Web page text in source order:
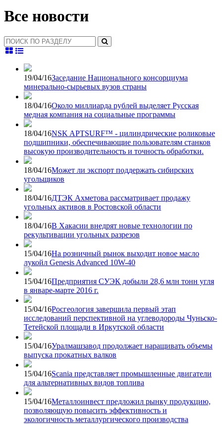
Все новости
19/04/16Заседание Национального консорциума
минерально-сырьевых вузов страны
18/04/16Около миллиарда рублей выделяет Русская
медная компания на социальные программы
18/04/16NSK APTSURF™ - цилиндрические роликовые
подшипники, обеспечивающие пользователям станков
высокую производительность и точность обработки.
18/04/16Может ли экспорт поддержать сибирских
угольщиков
18/04/16ДТЭК Ахметова рассматривает продажу
угольных активов в Ростовской области
18/04/16В Хакасии внедрят новые технологии по
рекультивации угольных разрезов
15/04/16На розничный рынок выходит новое масло
лукойл Genesis Advanced 10W-40
15/04/16Предприятия СУЭК добыли 28,6 млн тонн угля
в январе-марте 2016 г.
15/04/16Росгеология завершила первый этап
исследований перспективной на углеводороды Чуньско-
Тетейской площади в Иркутской области
15/04/16Уралмашзавод продолжает наращивать объемы
выпуска прокатных валков
15/04/16Scania представляет промышленные двигатели
для альтернативных видов топлива
15/04/16Металлоинвест предложил рынку продукцию,
позволяющую повысить эффективность и
экологичность металлургического производства